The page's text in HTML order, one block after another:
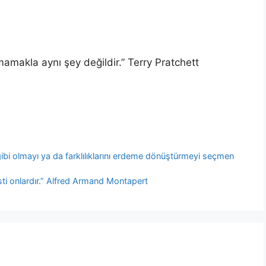
aynı şey değildir.” Terry Pratchett
olmayı ya da farklılıklarını erdeme dönüştürmeyi seçmen
onlardır.” Alfred Armand Montapert